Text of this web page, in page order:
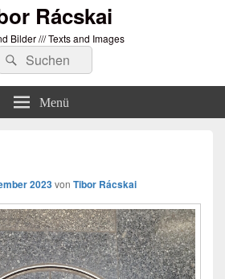
Rácskai
Bilder /// Texts and Images
SuchenSuchen
Menü
2023von Tibor Rácskai